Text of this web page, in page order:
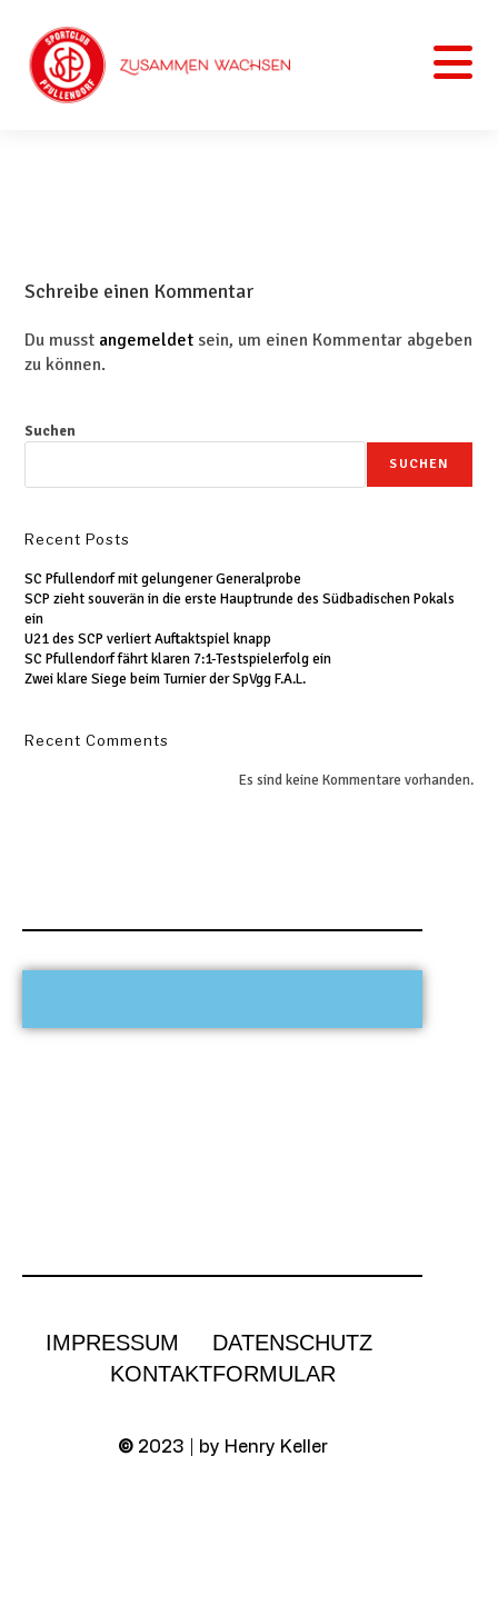
Schreibe einen Kommentar
Du musst angemeldet sein, um einen Kommentar abgeben
zu können.
Suchen
SUCHEN
Recent Posts
SC Pfullendorf mit gelungener Generalprobe
SCP zieht souverän in die erste Hauptrunde des Südbadischen Pokals
ein
U21 des SCP verliert Auftaktspiel knapp
SC Pfullendorf fährt klaren 7:1-Testspielerfolg ein
Zwei klare Siege beim Turnier der SpVgg F.A.L.
Recent Comments
Es sind keine Kommentare vorhanden.
IMPRESSUM
DATENSCHUTZ
KONTAKTFORMULAR
©2023 | by Henry Keller